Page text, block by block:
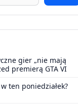
gier „nie mają
premierą GTA VI
ten poniedziałek?